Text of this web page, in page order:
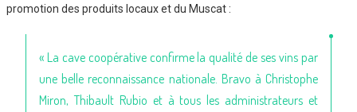
promotion des produits locaux et du Muscat :
« La cave coopérative confirme la qualité de ses vins par
une belle reconnaissance nationale. Bravo à Christophe
Miron, Thibault Rubio et à tous les administrateurs et